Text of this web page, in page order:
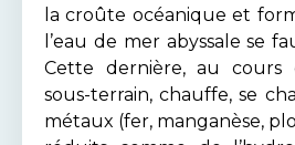
la croûte océanique et
l’eau de mer abyssale se
Cette dernière, au cours
sous-terrain, chauffe, se
métaux (fer, manganèse,